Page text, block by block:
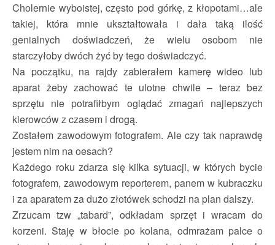
Cholernie wyboistej, często pod górkę, z kłopotami…ale
takiej, która mnie ukształtowała i dała taką ilość
genialnych doświadczeń, że wielu osobom nie
starczyłoby dwóch żyć by tego doświadczyć.
Na początku, na rajdy zabierałem kamerę wideo lub
aparat żeby zachować te ulotne chwile – teraz bez
sprzętu nie potrafiłbym oglądać zmagań najlepszych
kierowców z czasem i drogą.
Zostałem zawodowym fotografem. Ale czy tak naprawdę
jestem nim na oesach?
Każdego roku zdarza się kilka sytuacji, w których bycie
fotografem, zawodowym reporterem, panem w kubraczku
i za aparatem za dużo złotówek schodzi na plan dalszy.
Zrzucam tzw „tabard”, odkładam sprzęt i wracam do
korzeni. Staję w błocie po kolana, odmrażam palce o